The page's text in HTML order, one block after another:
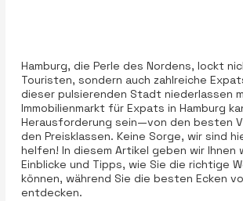
Hamburg, die Perle des Nordens, lockt
Touristen, sondern auch zahlreiche
dieser pulsierenden Stadt niederlassen
Immobilienmarkt für Expats in Hamburg
Herausforderung sein—von den besten
den Preisklassen. Keine Sorge, wir sind
helfen! In diesem Artikel geben wir Ihnen
Einblicke und Tipps, wie Sie die richtige
können, während Sie die besten Ecken
entdecken.